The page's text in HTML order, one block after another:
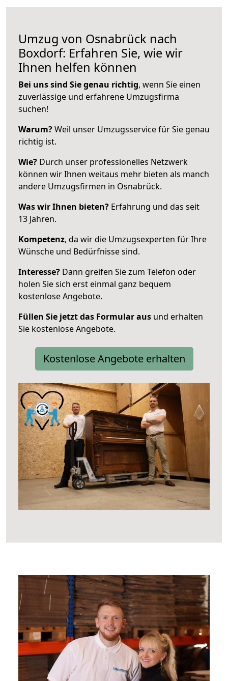
Umzug von Osnabrück nach
Boxdorf: Erfahren Sie, wie wir
Ihnen helfen können
Bei uns sind Sie genau richtig, wenn Sie einen
zuverlässige und erfahrene Umzugsfirma
suchen!
Warum?Weil unser Umzugsservice für Sie genau
richtig ist.
Wie? Durch unser professionelles Netzwerk
können wir Ihnen weitaus mehr bieten als manch
andere Umzugsfirmen in Osnabrück.
Was wir Ihnen bieten? Erfahrung und das seit
13 Jahren.
Kompetenz, da wir die Umzugsexperten für Ihre
Wünsche und Bedürfnisse sind.
Interesse? Dann greifen Sie zum Telefon oder
holen Sie sich erst einmal ganz bequem
kostenlose Angebote.
Füllen Sie jetzt das Formular aus und erhalten
Sie kostenlose Angebote.
Kostenlose Angebote erhalten